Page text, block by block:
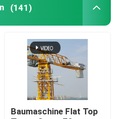
(141)
Baumaschine Flat Top